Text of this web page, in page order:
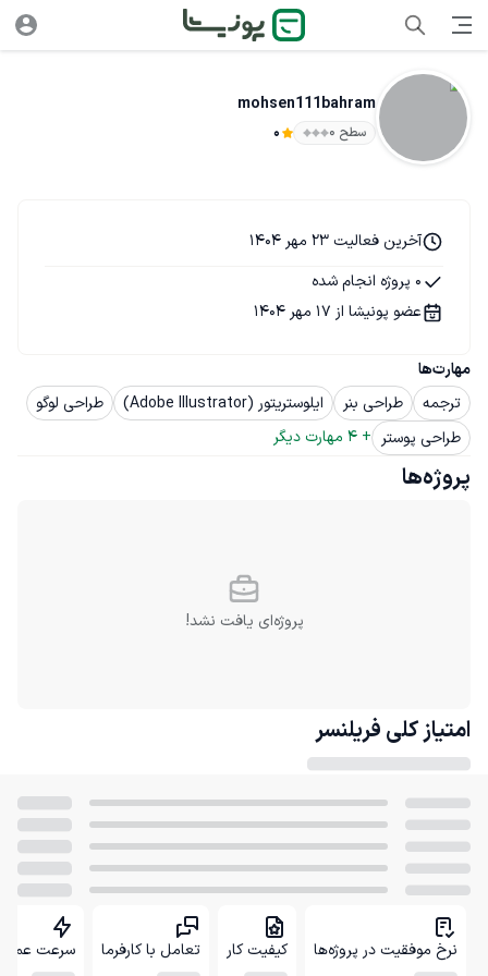
mohsen111bahram
سطح ۰ 0
مهارت‌ها
ترجمه
طراحی بنر ایلوستریتور (Adobe Illustrator)
طراحی لوگو
طراحی پوستر +
4 مهارت دیگر
آخرین فعالیت 23 مهر 1404
0 پروژه انجام شده
عضو پونیشا از 17 مهر 1404
پروژه‌ها
پروژه‌ای یافت نشد!
امتیاز کلی فریلنسر
نرخ موفقیت در پروژه‌ها کیفیت کار تعامل با کارفرما سرعت عمل